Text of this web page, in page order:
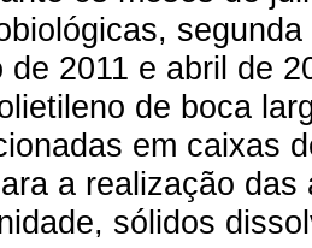
de 2011 e abril de
de boca
em caixas
a realização
sólidos